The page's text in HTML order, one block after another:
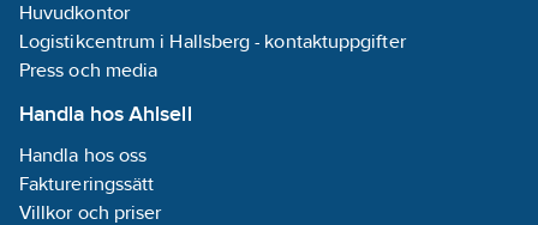
Huvudkontor
Logistikcentrum i Hallsberg - kontaktuppgifter
Press och media
Handla hos Ahlsell
Handla hos oss
Faktureringssätt
Villkor och priser